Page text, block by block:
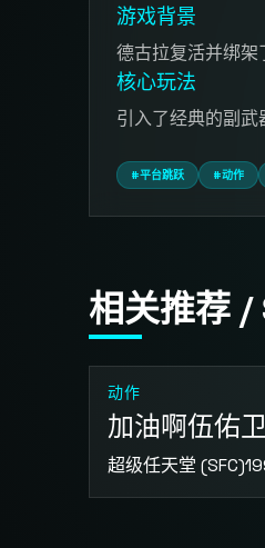
游戏背景
德古拉复活并绑架
核心玩法
引入了经典的副武
#平台跳跃 #动作
相关推荐 /
动作
超级任天堂 (SFC)